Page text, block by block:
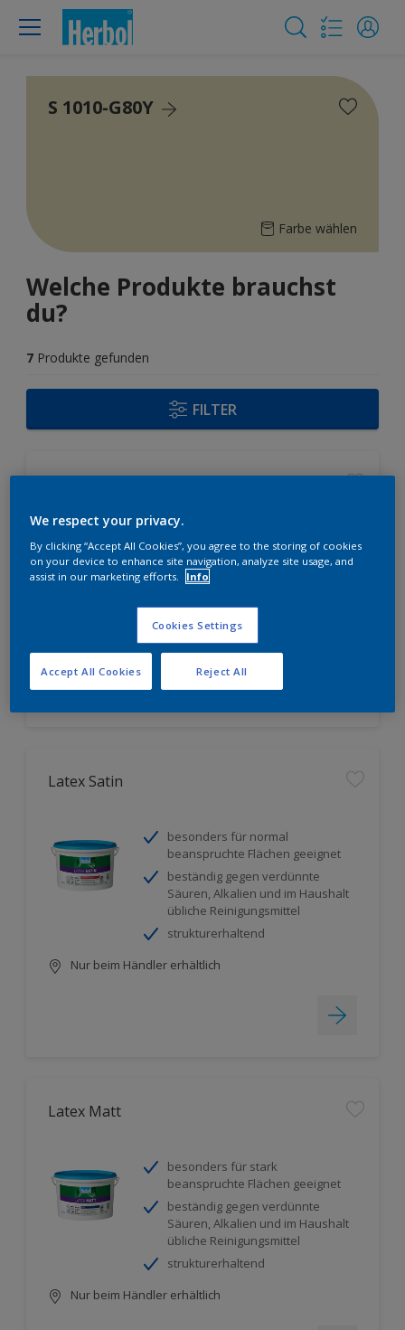
S 1010-G80Y
Farbe wählen
Welche Produkte brauchst
du?
7 Produkte gefunden
FILTER
universell einsetzbar, auch für
Fenster geeignet
hoch strapazierfähig
Nur beim Händler erhältlich
Latex Satin
besonders für normal
beanspruchte Flächen geeignet
beständig gegen verdünnte
Säuren, Alkalien und im Haushalt
übliche Reinigungsmittel
strukturerhaltend
Nur beim Händler erhältlich
Latex Matt
besonders für stark
beanspruchte Flächen geeignet
beständig gegen verdünnte
Säuren, Alkalien und im Haushalt
übliche Reinigungsmittel
strukturerhaltend
Nur beim Händler erhältlich
We respect your privacy.
By clicking “Accept All Cookies”, you agree to the storing of cookies
on your device to enhance site navigation, analyze site usage, and
assist in our marketing efforts.
Info
Cookies Settings
Reject All
Accept All Cookies